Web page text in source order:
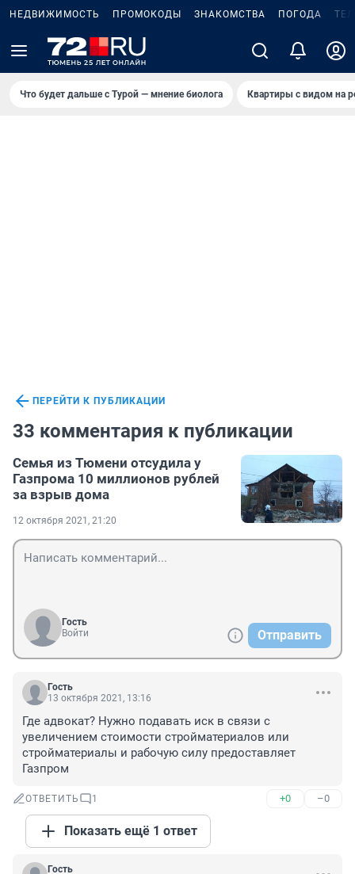
НЕДВИЖИМОСТЬ ПРОМОКОДЫ ЗНАКОМСТВА ПОГОДА
Что будет дальше с Турой — мнение биолога Квартиры с видом на
ПЕРЕЙТИ К ПУБЛИКАЦИИ
33 комментария к публикации
Семья из Тюмени отсудила у
Газпрома 10 миллионов рублей
за взрыв дома
12 октября 2021, 21:20
Гость
Войти
Отправить
Гость
13 октября 2021, 13:16
Где адвокат? Нужно подавать иск в связи с
увеличением стоимости стройматериалов или
стройматериалы и рабочую силу предоставляет
Газпром
ОТВЕТИТЬ 1 +0 –0
Показать ещё 1 ответ
Гость